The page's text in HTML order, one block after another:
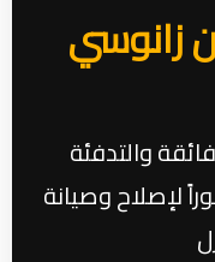
زانوسي
والتدفئة
لإصلاح وصيانة